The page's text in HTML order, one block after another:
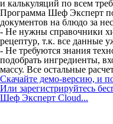
и калькуляций по всем
Программа Шеф Эксперт
документов на блюдо за
- Не нужны справочники
рецептур, т.к. все данные
- Не требуются знания
подобрать ингредиенты,
массу. Все остальные
Скачайте демо-версию, и
Или зарегистрируйтесь
Шеф Эксперт Cloud...